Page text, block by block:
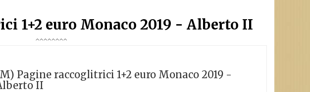
1+2 euro Monaco 2019 - Alberto II
Pagine raccoglitrici 1+2 euro Monaco 2019 -
II